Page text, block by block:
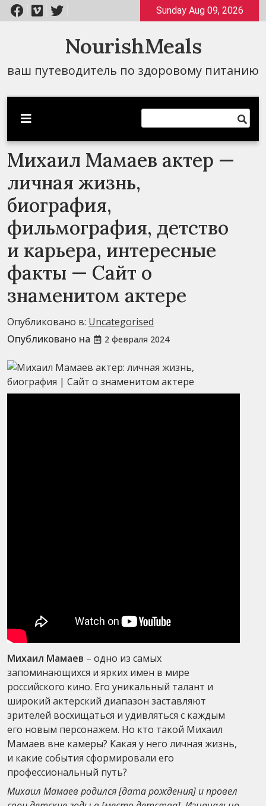
Перейти
к
Sunday Aug 09, 2026
NourishMeals
ваш путеводитель по здоровому питанию
Михаил Мамаев актер —
личная жизнь,
биография,
фильмография, детство
и карьера, интересные
факты — Сайт о
знаменитом актере
Опубликовано в: Uncategorised
Опубликовано на
2 февраля 2024
Михаил Мамаев – одно из самых
запоминающихся и ярких имен в мире
российского кино. Его уникальный талант и
широкий актерский диапазон заставляют
зрителей восхищаться и удивляться с каждым
его новым персонажем. Но кто такой Михаил
Мамаев вне камеры? Какая у него личная жизнь,
и какие события сформировали его
профессиональный путь?
Михаил Мамаев родился [дата рождения] и провел